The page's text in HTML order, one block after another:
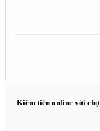
Kiếm tiền online với